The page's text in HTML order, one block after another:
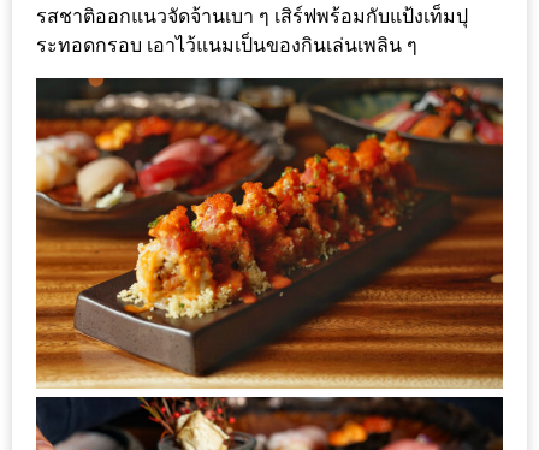
INSTAGRAM
รวม
โปร
โม
ชั่
นวัน
แม่
แห่ง
ชาติ
2557
ร้าน
หมู
รสชาติออกแนวจัดจ้านเบา ๆ เสิร์ฟพร้อมกับแป้งเท็มปุ
ระทอดกรอบ เอาไว้แนมเป็นของกินเล่นเพลิน ๆ